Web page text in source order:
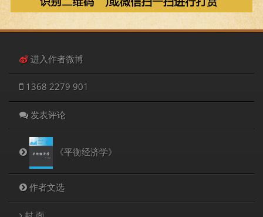
进入作者微博
1368 2279 901
发表评论
《平衡经济学》
作者文选